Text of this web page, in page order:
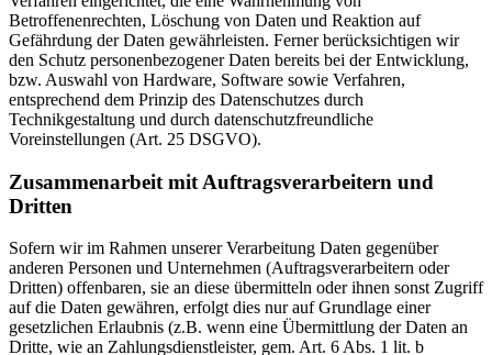
Betroffenenrechten, Löschung von Daten und Reaktion auf
Gefährdung der Daten gewährleisten. Ferner berücksichtigen wir
den Schutz personenbezogener Daten bereits bei der Entwicklung,
bzw. Auswahl von Hardware, Software sowie Verfahren,
entsprechend dem Prinzip des Datenschutzes durch
Technikgestaltung und durch datenschutzfreundliche
Voreinstellungen (Art. 25 DSGVO).
Zusammenarbeit mit Auftragsverarbeitern und
Dritten
Sofern wir im Rahmen unserer Verarbeitung Daten gegenüber
anderen Personen und Unternehmen (Auftragsverarbeitern oder
Dritten) offenbaren, sie an diese übermitteln oder ihnen sonst Zugriff
auf die Daten gewähren, erfolgt dies nur auf Grundlage einer
gesetzlichen Erlaubnis (z.B. wenn eine Übermittlung der Daten an
Dritte, wie an Zahlungsdienstleister, gem. Art. 6 Abs. 1 lit. b